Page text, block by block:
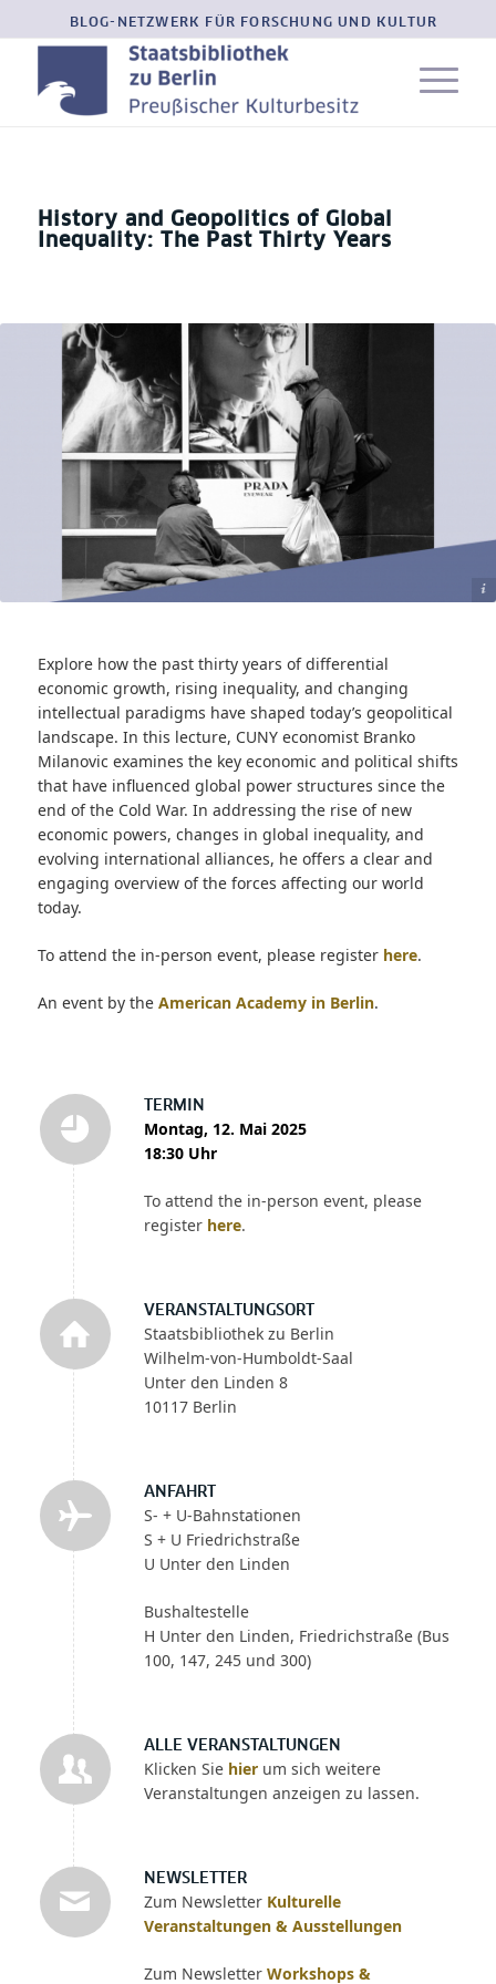
BLOG-NETZWERK FÜR FORSCHUNG UND KULTUR
History and Geopolitics of Global
Inequality: The Past Thirty Years
TERMIN
Montag, 12. Mai 2025
18:30 Uhr
To attend the in-person event, please
register here.
VERANSTALTUNGSORT
Staatsbibliothek zu Berlin
Wilhelm-von-Humboldt-Saal
Unter den Linden 8
10117 Berlin
ANFAHRT
S- + U-Bahnstationen
S + U Friedrichstraße
U Unter den Linden
Bushaltestelle
H Unter den Linden, Friedrichstraße (Bus
100, 147, 245 und 300)
ALLE VERANSTALTUNGEN
Klicken Sie hierum sich weitere
Veranstaltungen anzeigen zu lassen.
NEWSLETTER
Zum Newsletter Kulturelle
Veranstaltungen & Ausstellungen
Zum Newsletter Workshops &
Explore how the past thirty years of differential
economic growth, rising inequality, and changing
intellectual paradigms have shaped today’s geopolitical
landscape. In this lecture, CUNY economist Branko
Milanovic examines the key economic and political shifts
that have influenced global power structures since the
end of the Cold War. In addressing the rise of new
economic powers, changes in global inequality, and
evolving international alliances, he offers a clear and
engaging overview of the forces affecting our world
today.
To attend the in-person event, please register here.
An event by the American Academy in Berlin.